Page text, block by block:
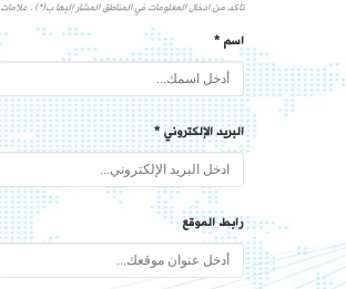
تأكد من ادخال المعلومات في المناطق المشار إليها ب(*) . علامات HTML غير مسموحة
اسم *
البريد الإلكتروني *
رابط الموقع